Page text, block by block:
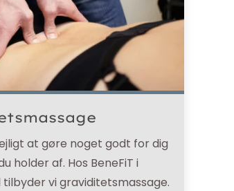
at gøre noget godt for dig
holder af. Hos BeneFiT i
tilbyder vi graviditetsmassage.